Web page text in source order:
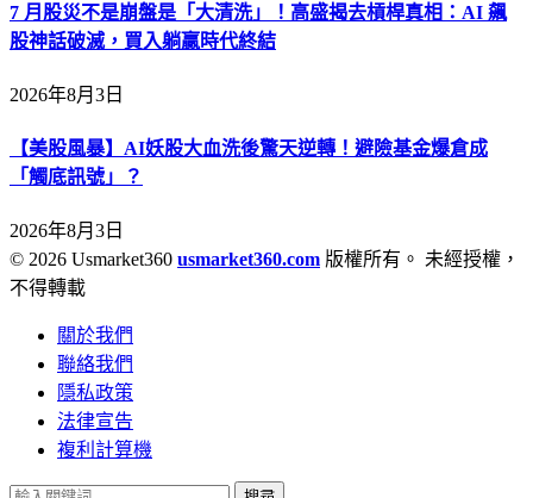
7 月股災不是崩盤是「大清洗」！高盛揭去槓桿真相：AI 飆
股神話破滅，買入躺贏時代終結
2026年8月3日
【美股風暴】AI妖股大血洗後驚天逆轉！避險基金爆倉成
「觸底訊號」？
2026年8月3日
© 2026 Usmarket360 usmarket360.com 版權所有。 未經授權，
不得轉載
關於我們
聯絡我們
隱私政策
法律宣告
複利計算機